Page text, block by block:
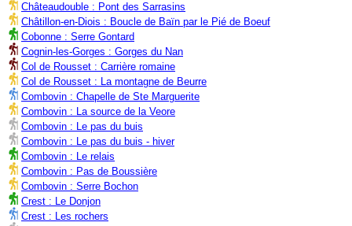
Châteaudouble : Pont des Sarrasins
Châtillon-en-Diois : Boucle de Baïn par le Pié de Boeuf
Cobonne : Serre Gontard
Cognin-les-Gorges : Gorges du Nan
Col de Rousset : Carrière romaine
Col de Rousset : La montagne de Beurre
Combovin : Chapelle de Ste Marguerite
Combovin : La source de la Veore
Combovin : Le pas du buis
Combovin : Le pas du buis - hiver
Combovin : Le relais
Combovin : Pas de Boussière
Combovin : Serre Bochon
Crest : Le Donjon
Crest : Les rochers